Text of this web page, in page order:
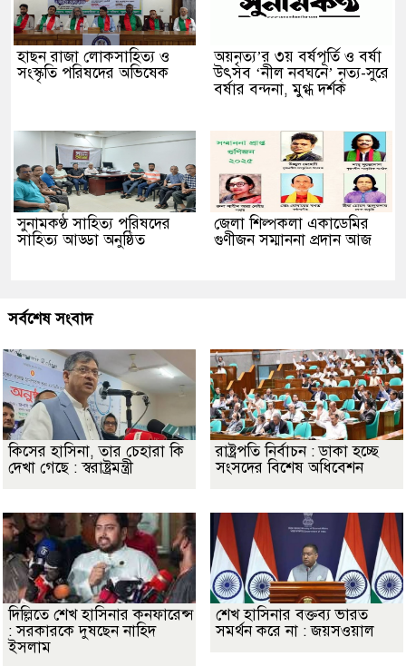
হাছন রাজা লোকসাহিত্য ও
সংস্কৃতি পরিষদের অভিষেক
অয়নৃত্য’র ৩য় বর্ষপূর্তি ও বর্ষা
উৎসব ‘নীল নবঘনে’ নৃত্য-সুরে
বর্ষার বন্দনা, মুগ্ধ দর্শক
সুনামকণ্ঠ সাহিত্য পরিষদের
সাহিত্য আড্ডা অনুষ্ঠিত
জেলা শিল্পকলা একাডেমির
গুণীজন সম্মাননা প্রদান আজ
সর্বশেষ সংবাদ
কিসের হাসিনা, তার চেহারা কি
দেখা গেছে : স্বরাষ্ট্রমন্ত্রী
রাষ্ট্রপতি নির্বাচন : ডাকা হচ্ছে
সংসদের বিশেষ অধিবেশন
দিল্লিতে শেখ হাসিনার কনফারেন্স
: সরকারকে দুষছেন নাহিদ
ইসলাম
শেখ হাসিনার বক্তব্য ভারত
সমর্থন করে না : জয়সওয়াল